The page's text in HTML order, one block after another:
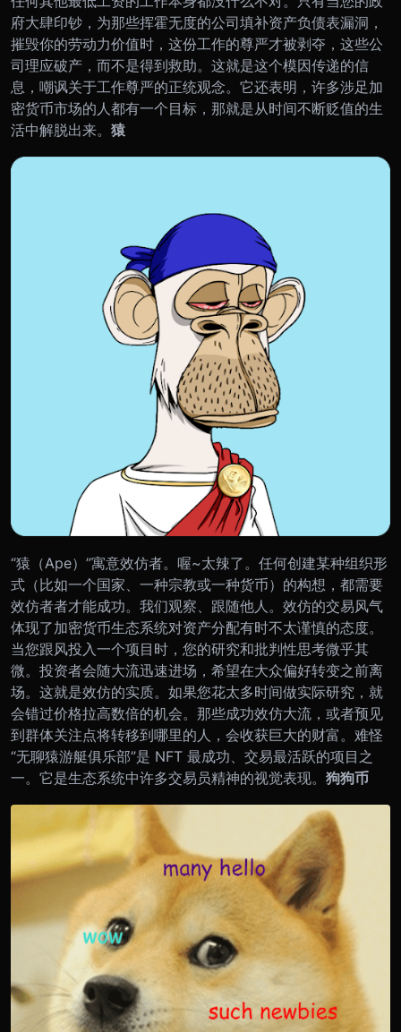
府大肆印钞，为那些挥霍无度的公司填补资产负债表漏洞，
摧毁你的劳动力价值时，这份工作的尊严才被剥夺，这些公
司理应破产，而不是得到救助。 这就是这个模因传递的信
息，嘲讽关于工作尊严的正统观念。它还表明，许多涉足加
密货币市场的人都有一个目标，那就是从时间不断贬值的生
活中解脱出来。 猿
“猿（Ape）”寓意效仿者。喔~太辣了。任何创建某种组织形
式（比如一个国家、一种宗教或一种货币）的构想，都需要
效仿者者才能成功。我们观察、跟随他人。 效仿的交易风气
体现了加密货币生态系统对资产分配有时不太谨慎的态度。
当您跟风投入一个项目时，您的研究和批判性思考微乎其
微。投资者会随大流迅速进场，希望在大众偏好转变之前离
场。这就是效仿的实质。如果您花太多时间做实际研究，就
会错过价格拉高数倍的机会。 那些成功效仿大流，或者预见
到群体关注点将转移到哪里的人，会收获巨大的财富。难怪
“无聊猿游艇俱乐部”是 NFT 最成功、交易最活跃的项目之
一。它是生态系统中许多交易员精神的视觉表现。 狗狗币